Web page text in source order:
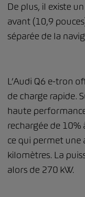
De plus, il existe
avant (10,9
séparée de la
L’Audi Q6 e-tron
de charge rapide.
haute
rechargée de
ce qui permet une
kilomètres. La
alors de 270 kW.